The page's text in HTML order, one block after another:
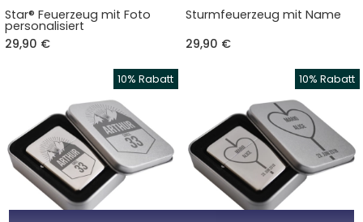
Star® Feuerzeug mit Foto
personalisiert
29,90 €
Sturmfeuerzeug mit Name
29,90 €